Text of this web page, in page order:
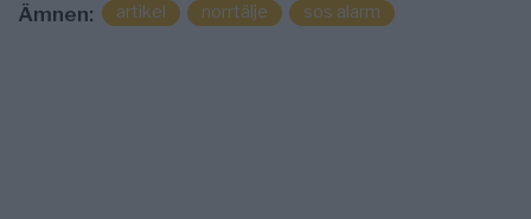
Ämnen: artikel norrtälje sos alarm